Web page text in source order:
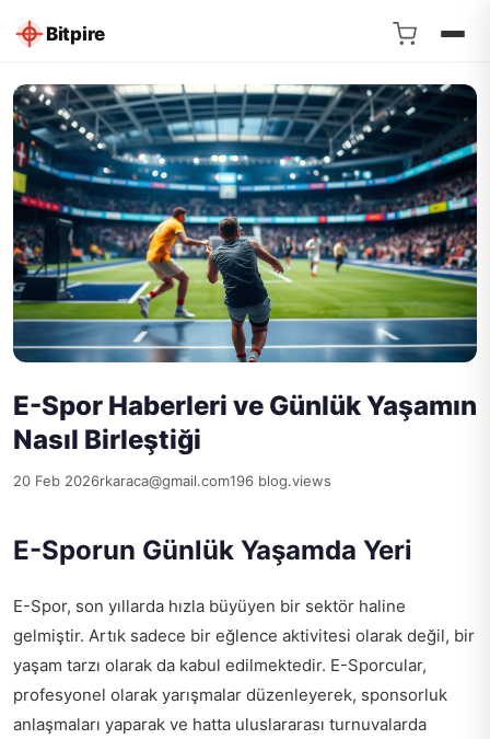
Bitpire
E-Spor Haberleri ve Günlük Yaşamın
Nasıl Birleştiği
20 Feb 2026rkaraca@gmail.com196 blog.views
E-Sporun Günlük Yaşamda Yeri
E-Spor, son yıllarda hızla büyüyen bir sektör haline
gelmiştir. Artık sadece bir eğlence aktivitesi olarak değil, bir
yaşam tarzı olarak da kabul edilmektedir. E-Sporcular,
profesyonel olarak yarışmalar düzenleyerek, sponsorluk
anlaşmaları yaparak ve hatta uluslararası turnuvalarda